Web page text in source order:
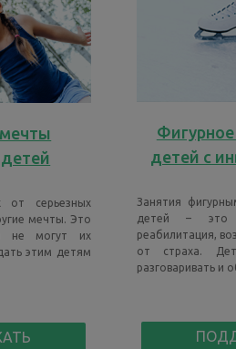
от серьезных
мечты. Это
не могут их
этим детям
детей с
Занятия
детей – это
реабилитация,
от страха.
разговаривать и